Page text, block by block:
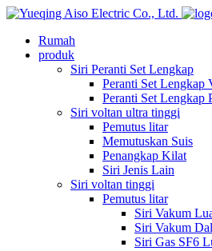
Rumah
produk
Siri Peranti Set Lengkap
Peranti Set Lengkap
Peranti Set Lengkap
Siri voltan ultra tinggi
Pemutus litar
Memutuskan Suis
Penangkap Kilat
Siri Jenis Lain
Siri voltan tinggi
Pemutus litar
Siri Vakum
Siri Vakum
Siri Gas SF6